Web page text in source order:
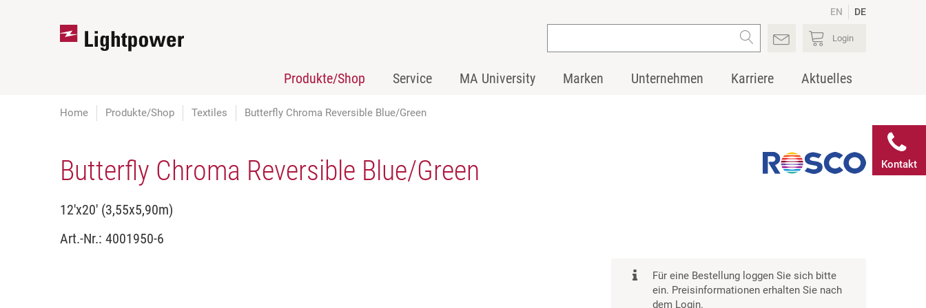
EN DE
Login
Produkte/Shop Service MA University Marken Unternehmen Karriere Aktuelles
Kontakt
Home Produkte/Shop Textiles Butterfly Chroma Reversible Blue/Green
Butterfly Chroma Reversible Blue/Green
12'x20' (3,55x5,90m)
Art.-Nr.: 4001950-6
Für eine Bestellung loggen Sie sich bitte
ein. Preisinformationen erhalten Sie nach
dem Login.